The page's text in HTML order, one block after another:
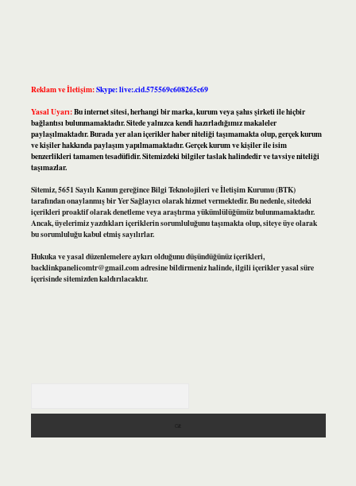
Reklam ve İletişim:Skype: live:.cid.575569c608265c69
Yasal Uyarı:Bu internet sitesi, herhangi bir marka, kurum veya şahıs şirketi ile hiçbir
bağlantısı bulunmamaktadır. Sitede yalnızca kendi hazırladığımız makaleler
paylaşılmaktadır. Burada yer alan içerikler haber niteliği taşımamakta olup, gerçek kurum
ve kişiler hakkında paylaşım yapılmamaktadır. Gerçek kurum ve kişiler ile isim
benzerlikleri tamamen tesadüfidir. Sitemizdeki bilgiler taslak halindedir ve tavsiye niteliği
taşımazlar.
Sitemiz, 5651 Sayılı Kanun gereğince Bilgi Teknolojileri ve İletişim Kurumu (BTK)
tarafından onaylanmış bir Yer Sağlayıcı olarak hizmet vermektedir. Bu nedenle, sitedeki
içerikleri proaktif olarak denetleme veya araştırma yükümlülüğümüz bulunmamaktadır.
Ancak, üyelerimiz yazdıkları içeriklerin sorumluluğunu taşımakta olup, siteye üye olarak
bu sorumluluğu kabul etmiş sayılırlar.
Hukuka ve yasal düzenlemelere aykırı olduğunu düşündüğünüz içerikleri,
backlinkpanelicomtr@gmail.comadresine bildirmeniz halinde, ilgili içerikler yasal süre
içerisinde sitemizden kaldırılacaktır.